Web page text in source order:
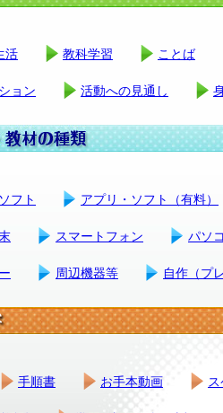
活 教科学習 ことば
ョン 活動への見通し
フト アプリ・ソフト（有料）
スマートフォン パソ
周辺機器等 自作（プ
手順書 お手本動画